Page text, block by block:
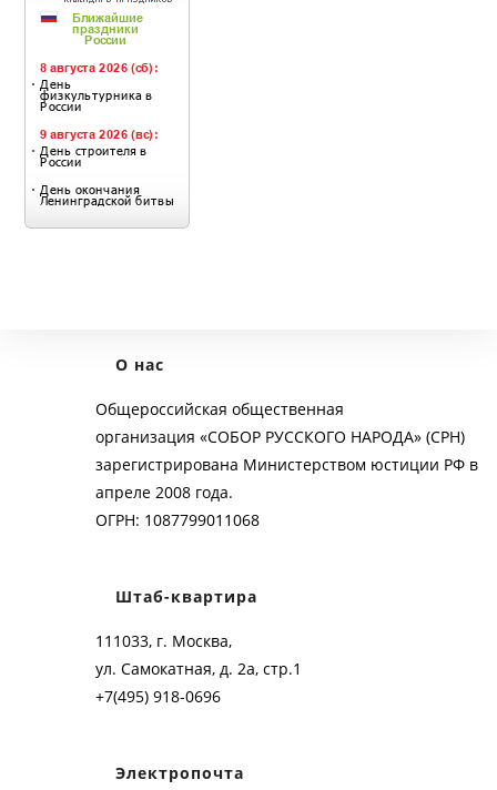
О нас
Общероссийская общественная
организация «СОБОР РУССКОГО НАРОДА» (СРН)
зарегистрирована Министерством юстиции РФ в
апреле 2008 года.
ОГРН: 1087799011068
Штаб-квартира
111033, г. Москва,
ул. Самокатная, д. 2а, стр.1
+7(495) 918-0696
Электропочта